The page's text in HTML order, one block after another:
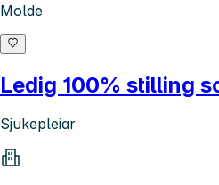
Molde
Ledig 100% stilling
Sjukepleiar